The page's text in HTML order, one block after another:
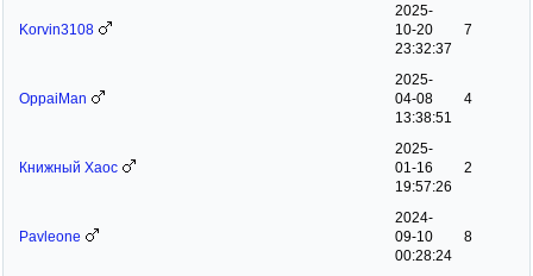
Korvin3108
2025-
10-20
23:32:37
7
OppaiMan
2025-
04-08
13:38:51
4
Книжный Хаос
2025-
01-16
19:57:26
2
Pavleone
2024-
09-10
00:28:24
8